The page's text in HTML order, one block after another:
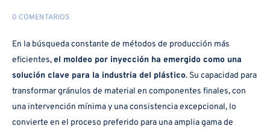
0 COMENTARIOS
En la búsqueda constante de métodos de producción más
eficientes,el moldeo por inyección ha emergido como una
solución clave para la industria del plástico. Su capacidad para
transformar gránulos de material en componentes finales, con
una intervención mínima y una consistencia excepcional, lo
convierte en el proceso preferido para una amplia gama de